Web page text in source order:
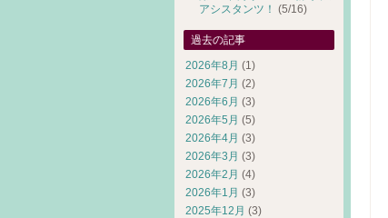
アシスタンツ！ (5/16)
過去の記事
2026年8月 (1)
2026年7月 (2)
2026年6月 (3)
2026年5月 (5)
2026年4月 (3)
2026年3月 (3)
2026年2月 (4)
2026年1月 (3)
2025年12月 (3)